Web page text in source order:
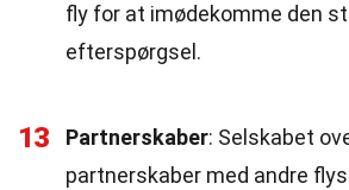
fly for at imødekomme den
efterspørgsel.
13 Partnerskaber: Selskabet
partnerskaber med andre